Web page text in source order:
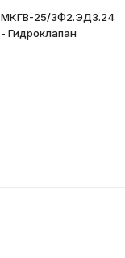
МКГВ-25/3Ф2.ЭД3.24
- Гидроклапан